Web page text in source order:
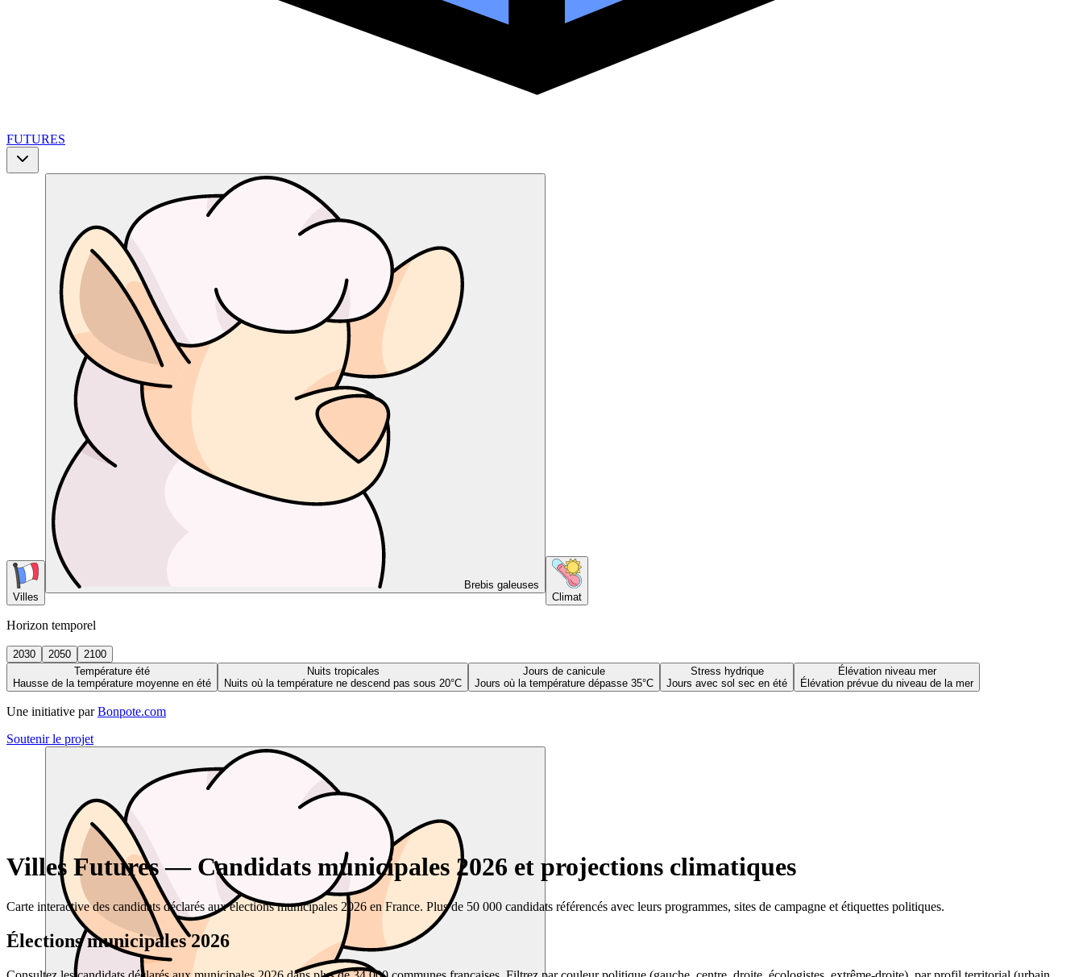
FUTURES
Villes
Brebis galeuses
Climat
Horizon temporel
2030 2050
2100
Température été
Hausse de la température moyenne en été
Nuits tropicales
Nuits où la température ne descend pas sous 20°C
Jours de canicule
Jours où la température dépasse 35°C
Stress hydrique
Jours avec sol sec en été
Élévation niveau mer
Élévation prévue du niveau de la mer
Une initiative par Bonpote.com
Soutenir le projet
Villes Futures — Candidats municipales 2026 et projections climatiques
Carte interactive des candidats déclarés aux élections municipales 2026 en France. Plus de 50 000 candidats référencés avec leurs programmes, sites de campagne et étiquettes politiques.
Élections municipales 2026